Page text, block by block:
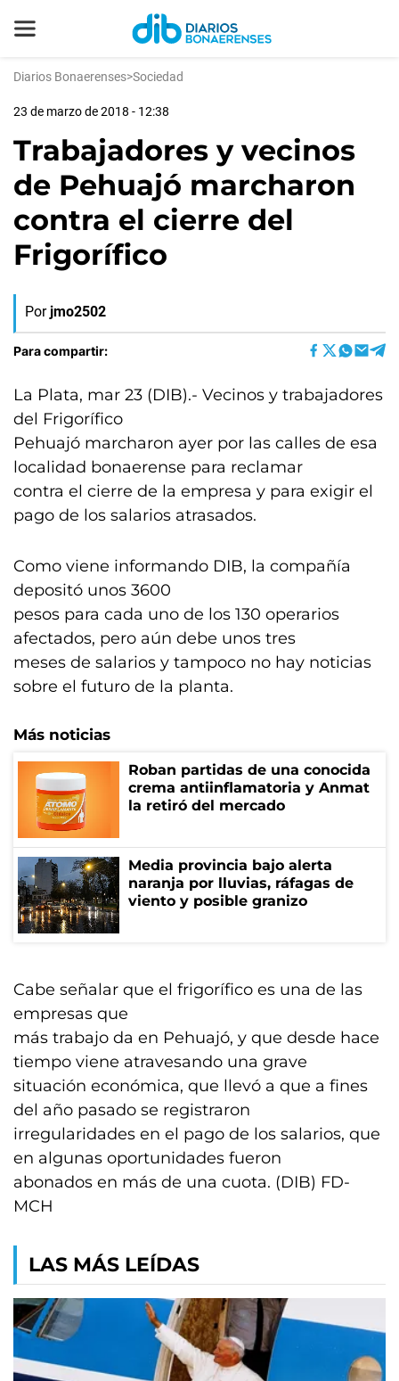
Diarios Bonaerenses>Sociedad
23 de marzo de 2018 - 12:38
Trabajadores y vecinos
de Pehuajó marcharon
contra el cierre del
Frigorífico
Por jmo2502
Para compartir:
La Plata, mar 23 (DIB).- Vecinos y trabajadores
del Frigorífico
Pehuajó marcharon ayer por las calles de esa
localidad bonaerense para reclamar
contra el cierre de la empresa y para exigir el
pago de los salarios atrasados.
Como viene informando DIB, la compañía
depositó unos 3600
pesos para cada uno de los 130 operarios
afectados, pero aún debe unos tres
meses de salarios y tampoco no hay noticias
sobre el futuro de la planta.
Más noticias
Roban partidas de una conocida
crema antiinflamatoria y Anmat
la retiró del mercado
Media provincia bajo alerta
naranja por lluvias, ráfagas de
viento y posible granizo
Cabe señalar que el frigorífico es una de las
empresas que
más trabajo da en Pehuajó, y que desde hace
tiempo viene atravesando una grave
situación económica, que llevó a que a fines
del año pasado se registraron
irregularidades en el pago de los salarios, que
en algunas oportunidades fueron
abonados en más de una cuota. (DIB) FD-
MCH
LAS MÁS LEÍDAS